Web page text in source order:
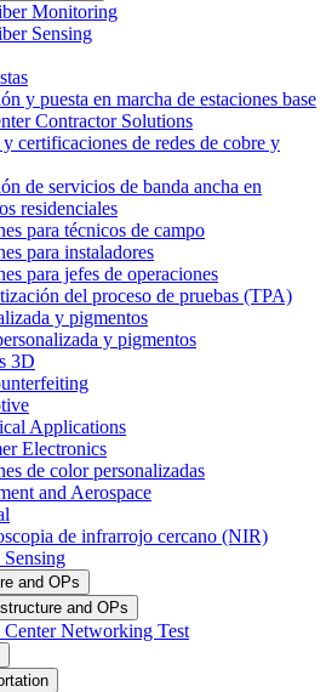
Monitoring
Sensing
y puesta en marcha de estaciones base
Contractor Solutions
y certificaciones de redes de cobre y
de servicios de banda ancha en
residenciales
para técnicos de campo
para instaladores
para jefes de operaciones
del proceso de pruebas (TPA)
y pigmentos
y pigmentos
3D
Applications
Electronics
de color personalizadas
and Aerospace
de infrarrojo cercano (NIR)
Sensing
and OPs
and OPs
Networking Test